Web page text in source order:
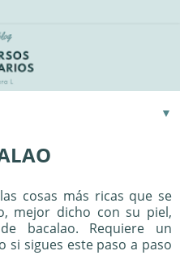
▼
cosas más ricas que se
mejor dicho con su piel,
bacalao. Requiere un
si sigues este paso a paso